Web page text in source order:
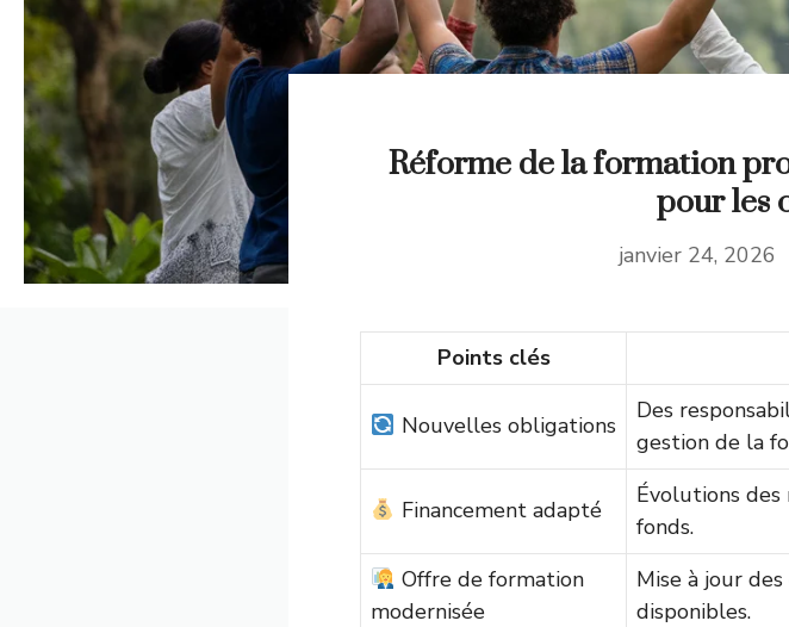
Réforme de la formation
pour les
janvier 24, 2026
Points clés
Nouvelles obligations
Des
gestion de la
Financement adapté
Évolutions des
fonds.
Offre de formation
modernisée
Mise à jour
disponibles.